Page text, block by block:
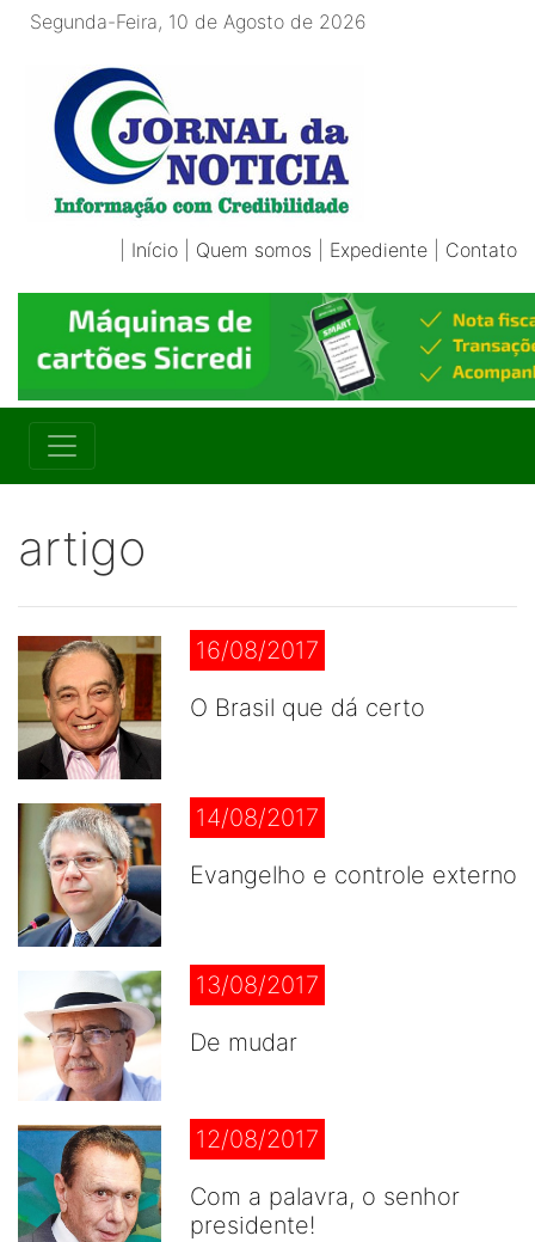
Segunda-Feira, 10 de Agosto de 2026
Início Quem somos Expediente Contato
artigo
16/08/2017
O Brasil que dá certo
14/08/2017
Evangelho e controle externo
13/08/2017
De mudar
12/08/2017
Com a palavra, o senhor
presidente!